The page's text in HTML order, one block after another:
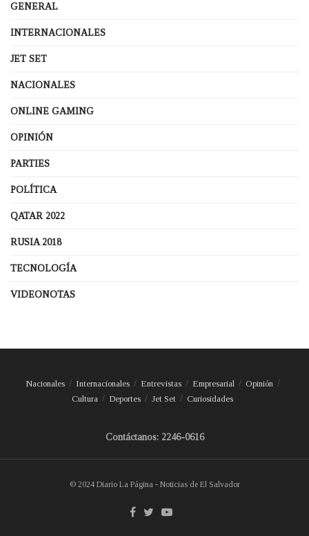
GENERAL
INTERNACIONALES
JET SET
NACIONALES
ONLINE GAMING
OPINIÓN
PARTIES
POLÍTICA
QATAR 2022
RUSIA 2018
TECNOLOGÍA
VIDEONOTAS
Nacionales Internacionales Entrevistas Empresarial
Opinión
Cultura
Deportes Jet Set Curiosidades
Contáctanos: 2246-0616
© 2024 Diario La Página - Noticias de El Salvador